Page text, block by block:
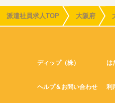
派遣社員求人TOP 大阪府
ディップ（株） は
ヘルプ＆お問い合わせ 利